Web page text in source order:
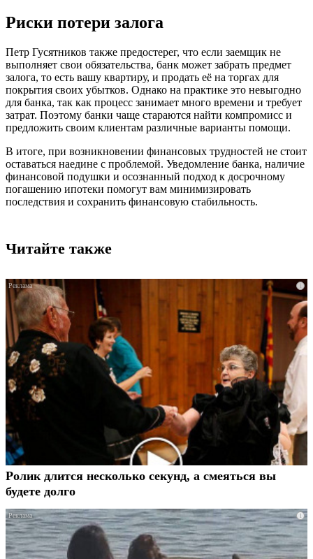
Риски потери залога
Петр Гусятников также предостерег, что если заемщик не
выполняет свои обязательства, банк может забрать предмет
залога, то есть вашу квартиру, и продать её на торгах для
покрытия своих убытков. Однако на практике это невыгодно
для банка, так как процесс занимает много времени и требует
затрат. Поэтому банки чаще стараются найти компромисс и
предложить своим клиентам различные варианты помощи.
В итоге, при возникновении финансовых трудностей не стоит
оставаться наедине с проблемой. Уведомление банка, наличие
финансовой подушки и осознанный подход к досрочному
погашению ипотеки помогут вам минимизировать
последствия и сохранить финансовую стабильность.
Читайте также
i
Ролик длится несколько секунд, а смеяться вы
будете долго
i